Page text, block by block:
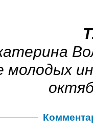
молодых